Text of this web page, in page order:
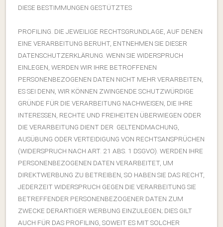
DIESE BESTIMMUNGEN GESTÜTZTES
PROFILING. DIE JEWEILIGE RECHTSGRUNDLAGE, AUF DENEN
EINE VERARBEITUNG BERUHT, ENTNEHMEN SIE DIESER
DATENSCHUTZERKLÄRUNG. WENN SIE WIDERSPRUCH
EINLEGEN, WERDEN WIR IHRE BETROFFENEN
PERSONENBEZOGENEN DATEN NICHT MEHR VERARBEITEN,
ES SEI DENN, WIR KÖNNEN ZWINGENDE SCHUTZWÜRDIGE
GRÜNDE FÜR DIE VERARBEITUNG NACHWEISEN, DIE IHRE
INTERESSEN, RECHTE UND FREIHEITEN ÜBERWIEGEN ODER
DIE VERARBEITUNG DIENT DER GELTENDMACHUNG,
AUSÜBUNG ODER VERTEIDIGUNG VON RECHTSANSPRÜCHEN
(WIDERSPRUCH NACH ART. 21 ABS. 1 DSGVO). WERDEN IHRE
PERSONENBEZOGENEN DATEN VERARBEITET, UM
DIREKTWERBUNG ZU BETREIBEN, SO HABEN SIE DAS RECHT,
JEDERZEIT WIDERSPRUCH GEGEN DIE VERARBEITUNG SIE
BETREFFENDER PERSONENBEZOGENER DATEN ZUM
ZWECKE DERARTIGER WERBUNG EINZULEGEN; DIES GILT
AUCH FÜR DAS PROFILING, SOWEIT ES MIT SOLCHER